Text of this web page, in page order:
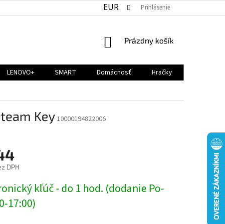
EUR Prihlásenie
NÁKUPNÝ
Prázdny košík
LENOVO+ SMART Domácnosť
Hračky
Key 10000194822006
DPH
kľúč - do 1 hod. (dodanie Po-
17:00)